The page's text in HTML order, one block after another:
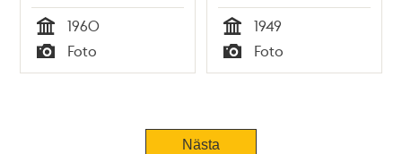
Tid
1960
Typ
Foto Tid
1949
Typ
Foto
Nästa